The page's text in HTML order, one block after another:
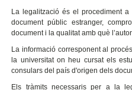
La legalització és el procediment
document públic estranger,
document i la qualitat amb què
La informació corresponent al
la universitat on heu cursat els
consulars del país d'origen dels
Els tràmits necessaris per a la